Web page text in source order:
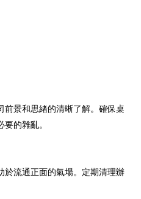
前景和思緒的清晰了解。確保桌
的雜亂。
於流通正面的氣場。定期清理辦